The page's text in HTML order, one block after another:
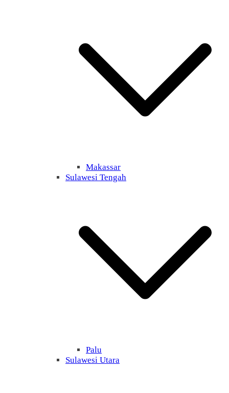
Makassar
Sulawesi Tengah
Palu
Sulawesi Utara